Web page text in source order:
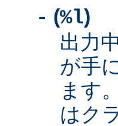
- (%l)
出力
が手
ます
はク